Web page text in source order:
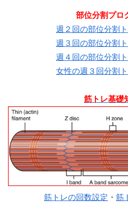
部位分割プロ
週２回の部位分割
週３回の部位分割
週４回の部位分割
女性の週３回分割
筋トレ基礎
筋トレの回数設定 ・ 筋